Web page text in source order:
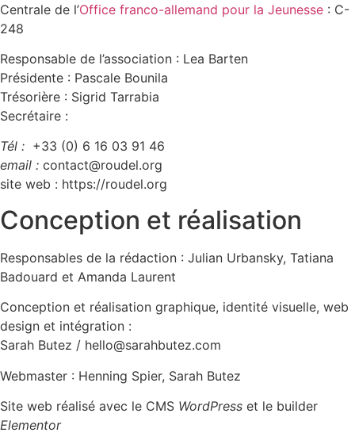
Centrale de l’Office franco-allemand pour la Jeunesse : C-
248
Responsable de l’association : Lea Barten
Présidente : Pascale Bounila
Trésorière : Sigrid Tarrabia
Secrétaire :
Tél : +33 (0) 6 16 03 91 46
email : contact@roudel.org
site web : https://roudel.org
Conception et réalisation
Responsables de la rédaction : Julian Urbansky, Tatiana
Badouard et Amanda Laurent
Conception et réalisation graphique, identité visuelle, web
design et intégration :
Sarah Butez / hello@sarahbutez.com
Webmaster : Henning Spier, Sarah Butez
Site web réalisé avec le CMS WordPress et le builder
Elementor